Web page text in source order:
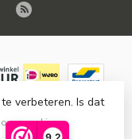
9,2
byLightspeed-
verbeteren. Is dat
cookies »